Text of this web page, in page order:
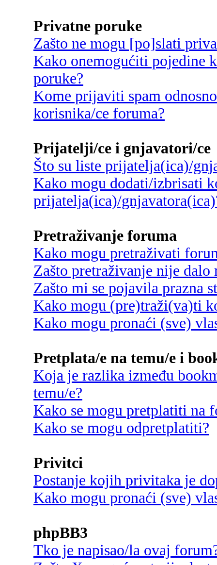
Privatne poruke
Zašto ne mogu [po]slati
Kako onemogućiti pojedine
poruke?
Kome prijaviti spam
korisnika/ce foruma?
Prijatelji/ce i gnjavatori/ce
Što su liste prijatelja(ica)/
Kako mogu dodati/izbrisati
prijatelja(ica)/
Pretraživanje foruma
Kako mogu pretraživati
Zašto pretraživanje nije dalo
Zašto mi se pojavila prazna
Kako mogu (pre)traži(va)ti
Kako mogu pronaći (sve)
Pretplata/e na temu/e i
Koja je razlika između
temu/e?
Kako se mogu pretplatiti na
Kako se mogu odpretplatiti?
Privitci
Postanje kojih privitaka je
Kako mogu pronaći (sve)
phpBB3
Tko je napisao/la ovaj